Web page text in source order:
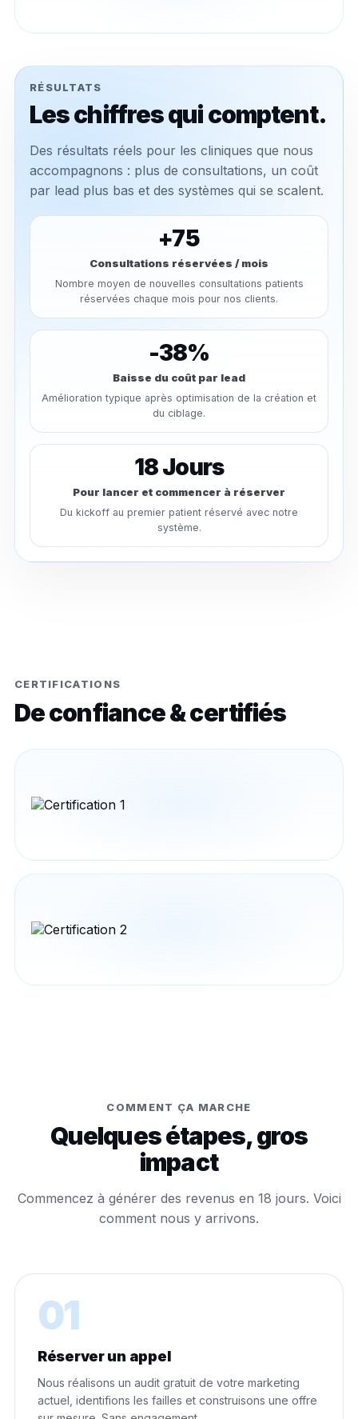
RÉSULTATS
Les chiffres qui comptent.
Des résultats réels pour les cliniques que nous
accompagnons : plus de consultations, un coût
par lead plus bas et des systèmes qui se scalent.
+75
Consultations réservées / mois
Nombre moyen de nouvelles consultations patients
réservées chaque mois pour nos clients.
-38%
Baisse du coût par lead
Amélioration typique après optimisation de la création et
du ciblage.
18 Jours
Pour lancer et commencer à réserver
Du kickoff au premier patient réservé avec notre
système.
CERTIFICATIONS
De confiance & certifiés
COMMENT ÇA MARCHE
Quelques étapes, gros
impact
Commencez à générer des revenus en 18 jours. Voici
comment nous y arrivons.
01
Réserver un appel
Nous réalisons un audit gratuit de votre marketing
actuel, identifions les failles et construisons une offre